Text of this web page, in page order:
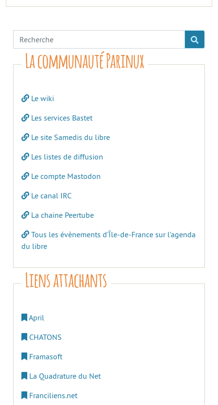
La communauté Parinux
Le wiki
Les services Bastet
Le site Samedis du libre
Les listes de diffusion
Le compte Mastodon
Le canal IRC
La chaine Peertube
Tous les évènements d’Île-de-France sur l’agenda
du libre
Liens attachants
April
CHATONS
Framasoft
La Quadrature du Net
Franciliens.net